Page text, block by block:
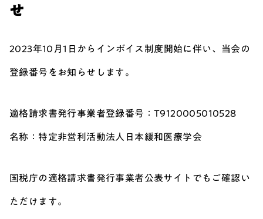
せ
2023年10月1日からインボイス制度開始に伴い、当会の
登録番号をお知らせします。
適格請求書発行事業者登録番号：T9120005010528
名称：特定非営利活動法人日本緩和医療学会
国税庁の適格請求書発行事業者公表サイトでもご確認い
ただけます。